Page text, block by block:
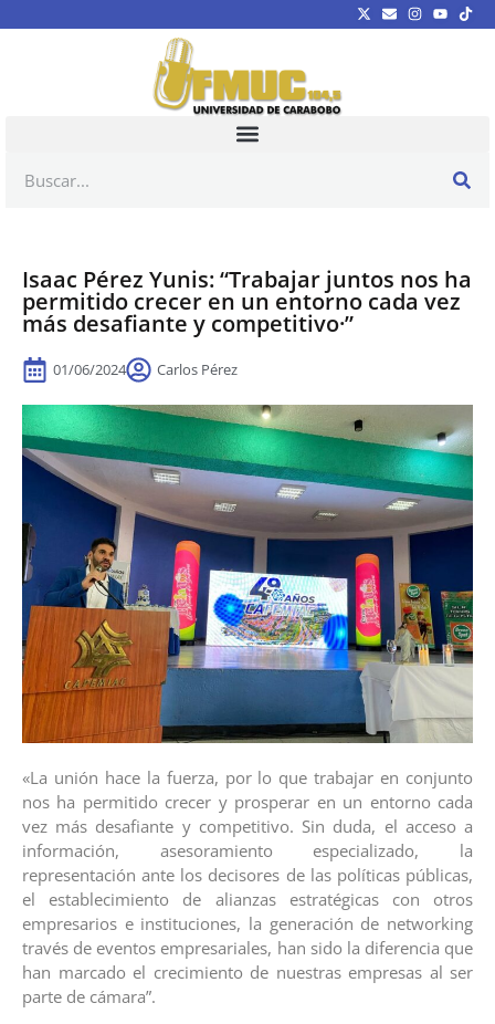
Isaac Pérez Yunis: “Trabajar juntos nos ha
permitido crecer en un entorno cada vez
más desafiante y competitivo·”
01/06/2024 Carlos Pérez
«La unión hace la fuerza, por lo que trabajar en conjunto
nos ha permitido crecer y prosperar en un entorno cada
vez más desafiante y competitivo. Sin duda, el acceso a
información, asesoramiento especializado, la
representación ante los decisores de las políticas públicas,
el establecimiento de alianzas estratégicas con otros
empresarios e instituciones, la generación de networking
través de eventos empresariales, han sido la diferencia que
han marcado el crecimiento de nuestras empresas al ser
parte de cámara”.